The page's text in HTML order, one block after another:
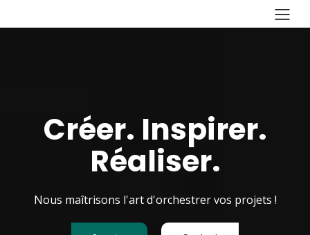
Créer. Inspirer.
Réaliser.
Nous maîtrisons l'art d'orchestrer vos projets !